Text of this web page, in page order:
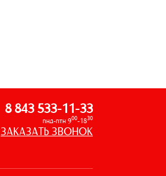
8 843 533-11-33
пнд-птн 900-1830
ЗАКАЗАТЬ ЗВОНОК